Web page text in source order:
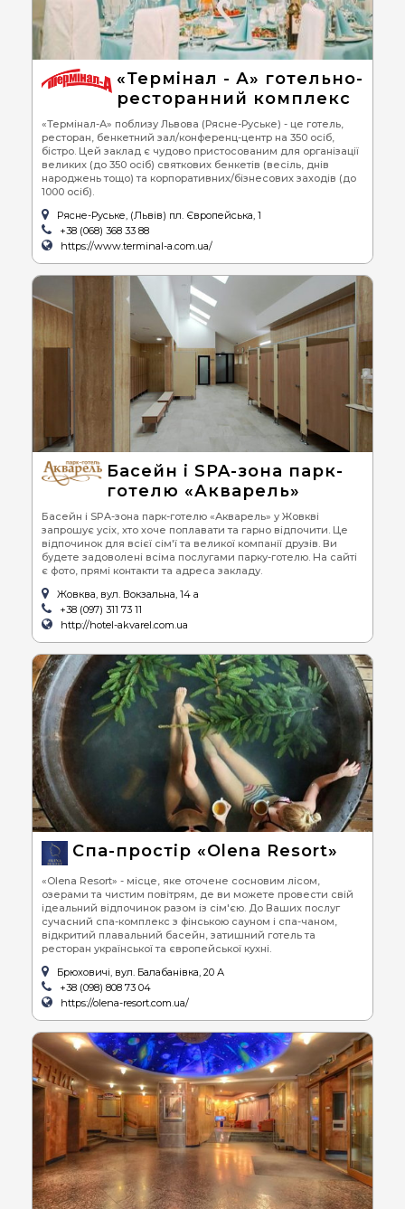
«Термінал - А» готельно-
ресторанний комплекс
«Термінал-А» поблизу Львова (Рясне-Руське) - це готель,
ресторан, бенкетний зал/конференц-центр на 350 осіб,
бістро. Цей заклад є чудово пристосованим для організації
великих (до 350 осіб) святкових бенкетів (весіль, днів
народжень тощо) та корпоративних/бізнесових заходів (до
1000 осіб).
Рясне-Руське, (Львів) пл. Європейська, 1
+38 (068) 368 33 88
https://www.terminal-a.com.ua/
Басейн і SPA-зона парк-
готелю «Акварель»
Басейн і SPA-зона парк-готелю «Акварель» у Жовкві
запрошує усіх, хто хоче поплавати та гарно відпочити. Це
відпочинок для всієї сім'ї та великої компанії друзів. Ви
будете задоволені всіма послугами парку-готелю. На сайті
є фото, прямі контакти та адреса закладу.
Жовква, вул. Вокзальна, 14 а
+38 (097) 311 73 11
http://hotel-akvarel.com.ua
Спа-простір «Olena Resort»
«Olena Resort» - місце, яке оточене сосновим лісом,
озерами та чистим повітрям, де ви можете провести свій
ідеальний відпочинок разом із сім'єю. До Ваших послуг
сучасний спа-комплекс з фінською сауном і спа-чаном,
відкритий плавальний басейн, затишний готель та
ресторан української та європейської кухні.
Брюховичі, вул. Балабанівка, 20 А
+38 (098) 808 73 04
https://olena-resort.com.ua/